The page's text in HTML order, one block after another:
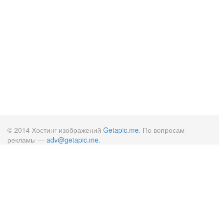
© 2014 Хостинг изображений Getapic.me. По вопросам
рекламы — adv@getapic.me.